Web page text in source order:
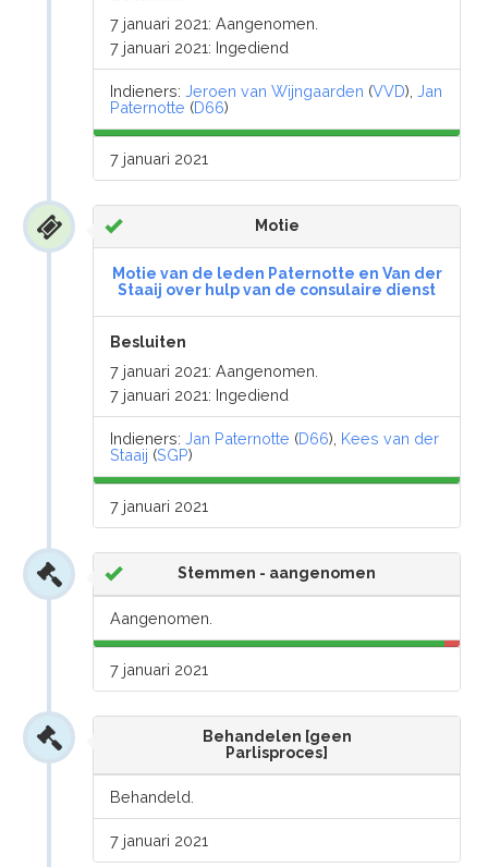
7 januari 2021: Aangenomen.
7 januari 2021: Ingediend
Indieners:Jeroen van Wijngaarden (VVD),Jan
Paternotte (D66)
7 januari 2021
Motie
Motie van de leden Paternotte en Van der
Staaij over hulp van de consulaire dienst
Besluiten
7 januari 2021: Aangenomen.
7 januari 2021: Ingediend
Indieners:Jan Paternotte (D66), Kees van der
Staaij (SGP)
7 januari 2021
Stemmen - aangenomen
Aangenomen.
7 januari 2021
Behandelen [geen
Parlisproces]
Behandeld.
7 januari 2021